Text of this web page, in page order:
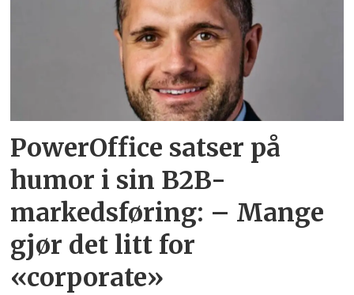
PowerOffice satser på
humor i sin B2B-
markedsføring: – Mange
gjør det litt for
«corporate»